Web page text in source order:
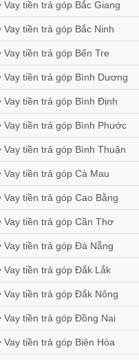
Vay tiền trả góp Bắc Giang
Vay tiền trả góp Bắc Ninh
Vay tiền trả góp Bến Tre
Vay tiền trả góp Bình Dương
Vay tiền trả góp Bình Định
Vay tiền trả góp Bình Phước
Vay tiền trả góp Bình Thuận
Vay tiền trả góp Cà Mau
Vay tiền trả góp Cao Bằng
Vay tiền trả góp Cần Thơ
Vay tiền trả góp Đà Nẵng
Vay tiền trả góp Đắk Lắk
Vay tiền trả góp Đắk Nông
Vay tiền trả góp Đồng Nai
Vay tiền trả góp Biên Hòa